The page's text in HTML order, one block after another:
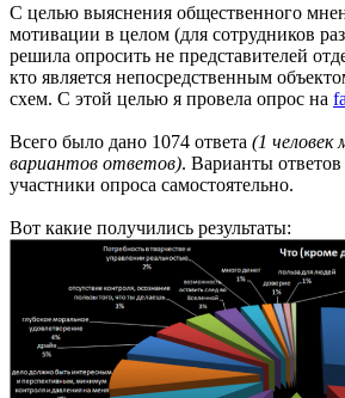
С целью выяснения общественного
мотивации в целом (для сотрудников
решила опросить не представителей
кто является непосредственным
схем. С этой целью я провела опрос на
Всего было дано 1074 ответа (1 человек
вариантов ответов). Варианты ответов
участники опроса самостоятельно.
Вот какие получились результаты: